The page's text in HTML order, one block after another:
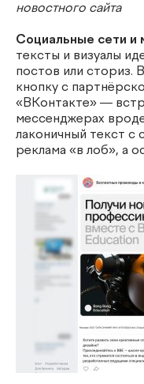
новостного сайта
Социальные сети и
тексты и визуалы
постов или сториз.
кнопку с
«ВКонтакте» —
мессенджерах
лаконичный текст с
реклама «в лоб», а